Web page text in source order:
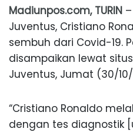
Madiunpos.com, TURIN
Juventus, Cristiano
sembuh dari Covid-19.
disampaikan lewat
Juventus, Jumat (30/
“Cristiano Ronaldo
dengan tes diagnostik